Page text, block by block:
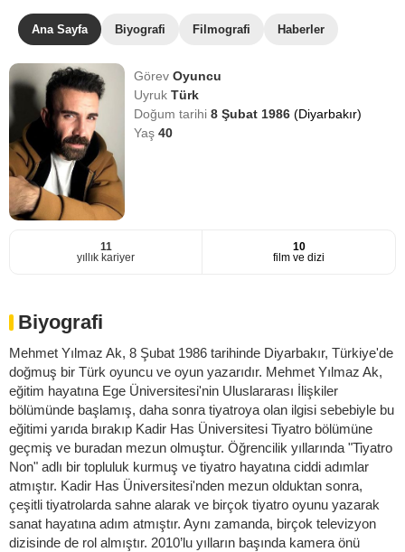
Ana Sayfa Biyografi Filmografi Haberler
GörevOyuncu
UyrukTürk
Doğum tarihi8 Şubat 1986(Diyarbakır)
Yaş40
11
yıllık kariyer
10
film ve dizi
Biyografi
Mehmet Yılmaz Ak, 8 Şubat 1986 tarihinde Diyarbakır, Türkiye'de
doğmuş bir Türk oyuncu ve oyun yazarıdır. Mehmet Yılmaz Ak,
eğitim hayatına Ege Üniversitesi'nin Uluslararası İlişkiler
bölümünde başlamış, daha sonra tiyatroya olan ilgisi sebebiyle bu
eğitimi yarıda bırakıp Kadir Has Üniversitesi Tiyatro bölümüne
geçmiş ve buradan mezun olmuştur. Öğrencilik yıllarında "Tiyatro
Non" adlı bir topluluk kurmuş ve tiyatro hayatına ciddi adımlar
atmıştır. Kadir Has Üniversitesi'nden mezun olduktan sonra,
çeşitli tiyatrolarda sahne alarak ve birçok tiyatro oyunu yazarak
sanat hayatına adım atmıştır. Aynı zamanda, birçok televizyon
dizisinde de rol almıştır. 2010’lu yılların başında kamera önü